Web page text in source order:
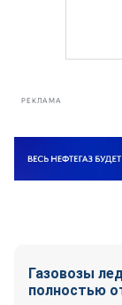
РЕКЛАМА
Газовозы
полностью